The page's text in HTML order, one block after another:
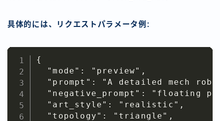
具体的には、リクエストパラメータ例:
{
  "mode": "preview",
"prompt": "A detailed mech
"negative_prompt": "floating
  "art_style": "realistic",
  "topology": "triangle",